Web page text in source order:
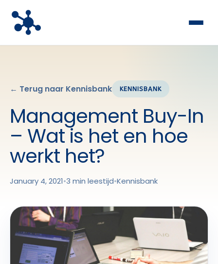
← Terug naar Kennisbank KENNISBANK
Management Buy-In
– Wat is het en hoe
werkt het?
January 4, 2021•3 min leestijd•Kennisbank